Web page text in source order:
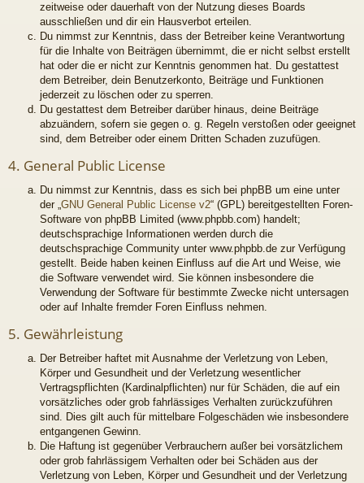
zeitweise oder dauerhaft von der Nutzung dieses Boards
ausschließen und dir ein Hausverbot erteilen.
Du nimmst zur Kenntnis, dass der Betreiber keine Verantwortung
für die Inhalte von Beiträgen übernimmt, die er nicht selbst erstellt
hat oder die er nicht zur Kenntnis genommen hat. Du gestattest
dem Betreiber, dein Benutzerkonto, Beiträge und Funktionen
jederzeit zu löschen oder zu sperren.
Du gestattest dem Betreiber darüber hinaus, deine Beiträge
abzuändern, sofern sie gegen o. g. Regeln verstoßen oder geeignet
sind, dem Betreiber oder einem Dritten Schaden zuzufügen.
4. General Public License
Du nimmst zur Kenntnis, dass es sich bei phpBB um eine unter
der „GNU General Public License v2“ (GPL) bereitgestellten Foren-
Software von phpBB Limited (www.phpbb.com) handelt;
deutschsprachige Informationen werden durch die
deutschsprachige Community unter www.phpbb.de zur Verfügung
gestellt. Beide haben keinen Einfluss auf die Art und Weise, wie
die Software verwendet wird. Sie können insbesondere die
Verwendung der Software für bestimmte Zwecke nicht untersagen
oder auf Inhalte fremder Foren Einfluss nehmen.
5. Gewährleistung
Der Betreiber haftet mit Ausnahme der Verletzung von Leben,
Körper und Gesundheit und der Verletzung wesentlicher
Vertragspflichten (Kardinalpflichten) nur für Schäden, die auf ein
vorsätzliches oder grob fahrlässiges Verhalten zurückzuführen
sind. Dies gilt auch für mittelbare Folgeschäden wie insbesondere
entgangenen Gewinn.
Die Haftung ist gegenüber Verbrauchern außer bei vorsätzlichem
oder grob fahrlässigem Verhalten oder bei Schäden aus der
Verletzung von Leben, Körper und Gesundheit und der Verletzung